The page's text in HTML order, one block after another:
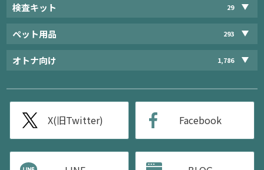
検査キット 29
ペット用品 293
オトナ向け 1,786
X(旧Twitter) Facebook